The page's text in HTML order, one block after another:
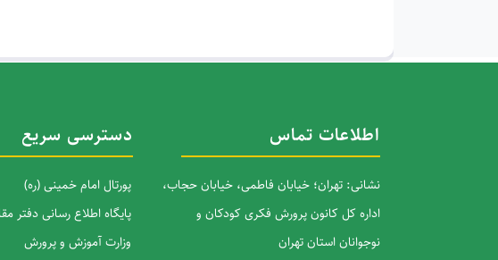
اطلاعات تماس
نشانی: تهران؛ خیابان فاطمی، خیابان حجاب،
اداره کل کانون پرورش فکری کودکان و
نوجوانان استان تهران
دسترسی سریع
پورتال امام خمینی (ره)
پایگاه اطلاع رسانی دفتر
وزارت آموزش و پرورش